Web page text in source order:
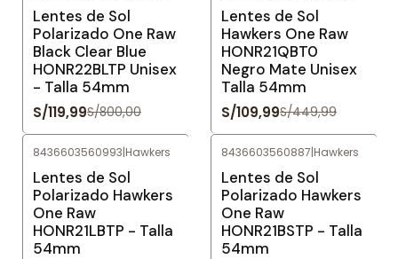
Lentes de Sol
Polarizado One Raw
Black Clear Blue
HONR22BLTP Unisex
- Talla 54mm
S/119,99S/800,00
Lentes de Sol
Hawkers One Raw
HONR21QBT0
Negro Mate Unisex
Talla 54mm
S/109,99S/449,99
8436603560993|Hawkers
Lentes de Sol
Polarizado Hawkers
One Raw
HONR21LBTP - Talla
54mm
8436603560887|Hawkers
Lentes de Sol
Polarizado Hawkers
One Raw
HONR21BSTP - Talla
54mm